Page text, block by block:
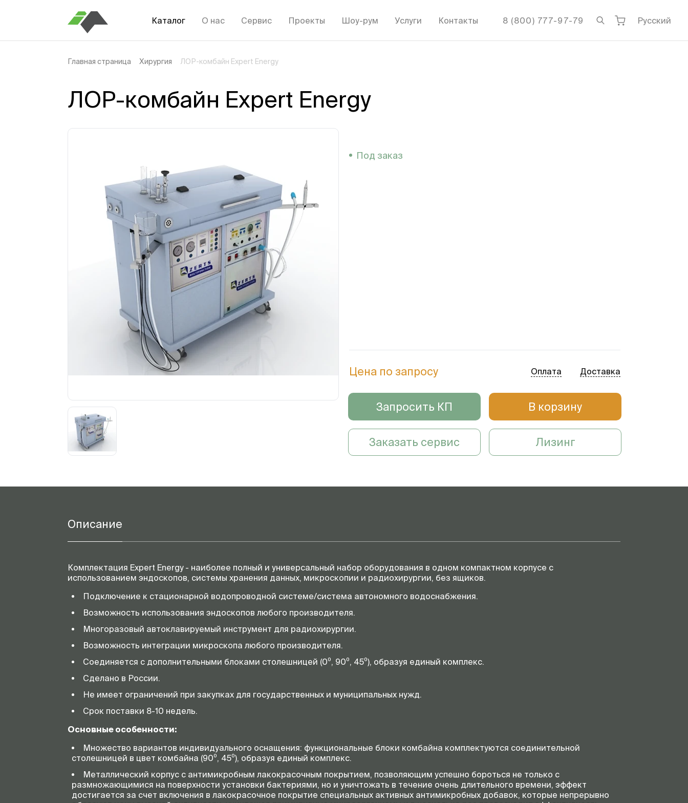
Каталог О нас Сервис Проекты Шоу-рум Услуги Контакты 8 (800) 777-97-79 Русский
Главная страница Хирургия ЛОР-комбайн Expert Energy
ЛОР-комбайн Expert Energy
Под заказ
Цена по запросу Оплата Доставка
Запросить КП В корзину
Заказать сервис Лизинг
Описание
Комплектация Expert Energy - наиболее полный и универсальный набор оборудования в одном компактном корпусе с
использованием эндоскопов, системы хранения данных, микроскопии и радиохирургии, без ящиков.
Подключение к стационарной водопроводной системе/система автономного водоснабжения.
Возможность использования эндоскопов любого производителя.
Многоразовый автоклавируемый инструмент для радиохирургии.
Возможность интеграции микроскопа любого производителя.
Соединяется с дополнительными блоками столешницей (0⁰, 90⁰, 45⁰), образуя единый комплекс.
Сделано в России.
Не имеет ограничений при закупках для государственных и муниципальных нужд.
Срок поставки 8-10 недель.
Основные особенности:
Множество вариантов индивидуального оснащения: функциональные блоки комбайна комплектуются соединительной
столешницей в цвет комбайна (90⁰, 45⁰), образуя единый комплекс.
Металлический корпус с антимикробным лакокрасочным покрытием, позволяющим успешно бороться не только с
размножающимися на поверхности установки бактериями, но и уничтожать в течение очень длительного времени, эффект
достигается за счет включения в лакокрасочное покрытие специальных активных антимикробных добавок, которые непрерывно